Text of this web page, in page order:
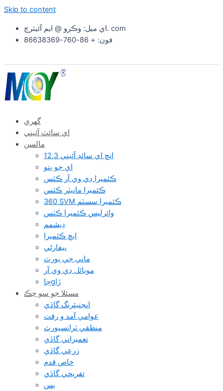
Skip to content
اي ميل: وڪرو @ ايم آئيٽرچ. com
فون: + 86-760-86638369
گهري
اي سائٽ آئيني
مالسن
12.3 انچ اي سائڊ آئيني
اي جو پتو
ڪئميرا ڊي وي آر ڪٽس
ڪئميرا مانيٽر ڪٽس
360 SVM ڪئميرا سسٽم
وائرلیس ڪئميرا ڪٽس
ڊيشمم
ايڇ ڪئميرا
پيفارڻي
ماني جي پورٽ
موبائل ڊي وي آر
جاgڙا
مسئلا جو سو چڪ
انجنيئرنگ گاڏي
عوامي آمد و رفت
منطقي ٽرانسپورٽ
تعميراتي گاڏي
زرعي گاڏي
خاص قدم
تفريحي گاڏي
بس